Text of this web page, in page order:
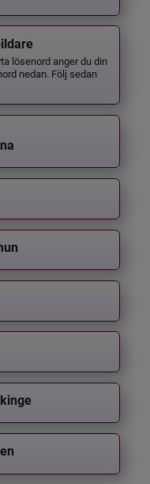
lösenord anger du din
nedan. Följ sedan